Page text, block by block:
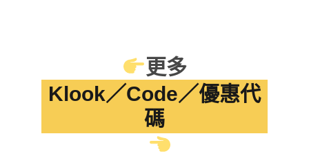
更多
Klook／Code／優惠代
碼